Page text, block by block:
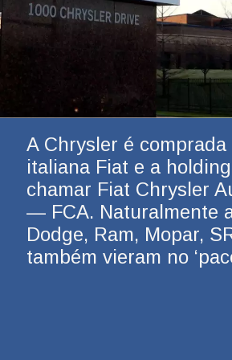
A Chrysler é comprada
italiana Fiat e a
chamar Fiat Chrysler
— FCA. Naturalmente
Dodge, Ram, Mopar,
também vieram no